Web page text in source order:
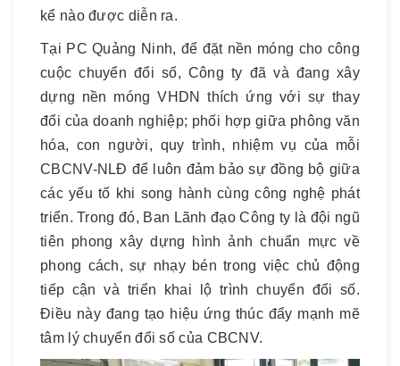
kể nào được diễn ra.
Tại PC Quảng Ninh, để đặt nền móng cho công
cuộc chuyển đổi số, Công ty đã và đang xây
dựng nền móng VHDN thích ứng với sự thay
đổi của doanh nghiệp; phối hợp giữa phông văn
hóa, con người, quy trình, nhiệm vụ của mỗi
CBCNV-NLĐ để luôn đảm bảo sự đồng bộ giữa
các yếu tố khi song hành cùng công nghệ phát
triển. Trong đó, Ban Lãnh đạo Công ty là đội ngũ
tiên phong xây dựng hình ảnh chuẩn mực về
phong cách, sự nhạy bén trong việc chủ động
tiếp cận và triển khai lộ trình chuyển đổi số.
Điều này đang tạo hiệu ứng thúc đẩy mạnh mẽ
tâm lý chuyển đổi số của CBCNV.